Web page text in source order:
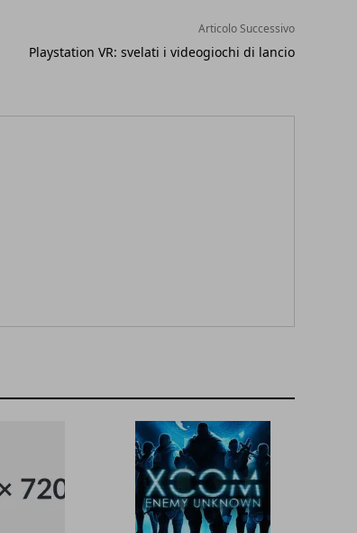
Articolo Successivo
Playstation VR: svelati i videogiochi di lancio